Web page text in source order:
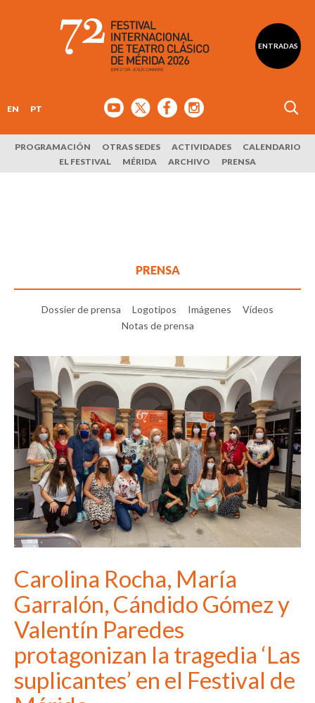
ENTRADAS
EN PT
PROGRAMACIÓN OTRAS SEDES ACTIVIDADES
CALENDARIO
EL FESTIVAL
MÉRIDA ARCHIVO PRENSA
PRENSA
Dossier de prensa Logotipos Imágenes
Vídeos
Notas de prensa
Carolina Rocha, María
Garralón, Cándido Gómez y
Valentín Paredes
protagonizan la tragedia ‘Las
suplicantes’ en el Festival de